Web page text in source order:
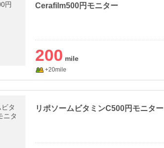
Cerafilm500円モニター
200
+20mile
リポソームビタミンC500円モニター